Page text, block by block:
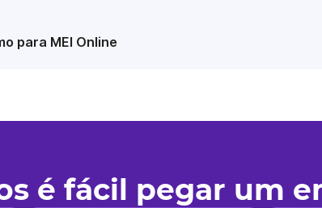
para MEI Online
é fácil pegar um